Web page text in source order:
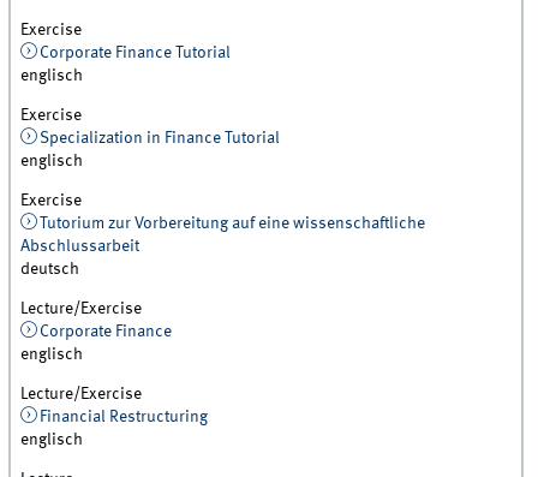
Exercise
Corporate Finance Tutorial
englisch
Exercise
Specialization in Finance Tutorial
englisch
Exercise
Tutorium zur Vorbereitung auf eine wissenschaftliche
Abschlussarbeit
deutsch
Lecture/Exercise
Corporate Finance
englisch
Lecture/Exercise
Financial Restructuring
englisch